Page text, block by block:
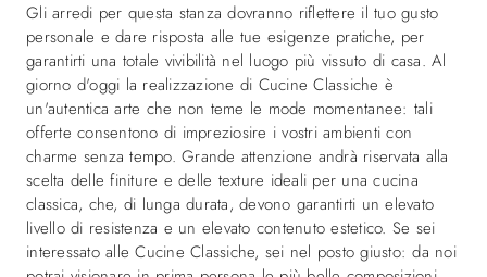
Gli arredi per questa stanza dovranno riflettere il tuo gusto
personale e dare risposta alle tue esigenze pratiche, per
garantirti una totale vivibilità nel luogo più vissuto di casa. Al
giorno d'oggi la realizzazione di Cucine Classiche è
un'autentica arte che non teme le mode momentanee: tali
offerte consentono di impreziosire i vostri ambienti con
charme senza tempo. Grande attenzione andrà riservata alla
scelta delle finiture e delle texture ideali per una cucina
classica, che, di lunga durata, devono garantirti un elevato
livello di resistenza e un elevato contenuto estetico. Se sei
interessato alle Cucine Classiche, sei nel posto giusto: da noi